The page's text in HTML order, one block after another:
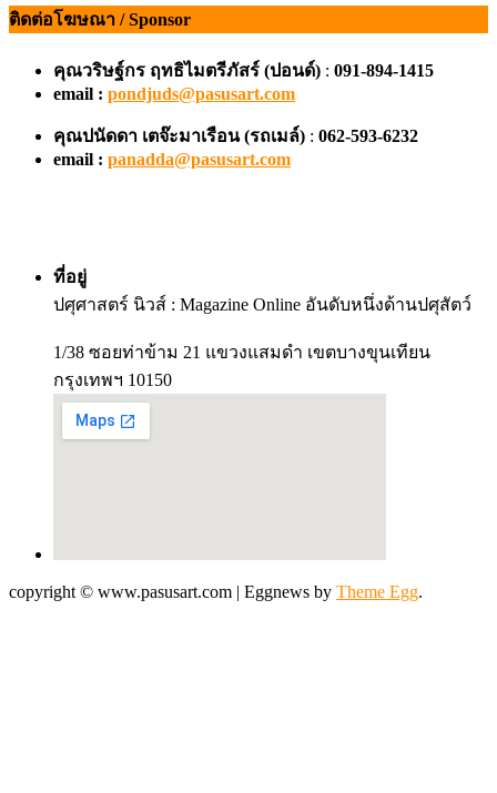
ติดต่อโฆษณา / Sponsor
คุณวริษฐ์กร ฤทธิไมตรีภัสร์ (ปอนด์) : 091-894-1415
email : pondjuds@pasusart.com
คุณปนัดดา เตจ๊ะมาเรือน (รถเมล์) : 062-593-6232
email : panadda@pasusart.com
ที่อยู่
ปศุศาสตร์ นิวส์ : Magazine Online อันดับหนึ่งด้านปศุสัตว์
1/38 ซอยท่าข้าม 21 แขวงแสมดำ เขตบางขุนเทียน
กรุงเทพฯ 10150
copyright © www.pasusart.com | Eggnews by Theme Egg.